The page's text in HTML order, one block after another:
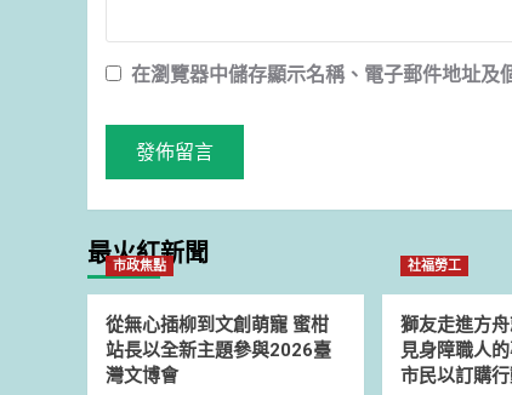
在瀏覽器中儲存顯示名稱、電子郵件地址及
最火紅新聞
市政焦點
從無心插柳到文創萌寵 蜜柑
站長以全新主題參與2026臺
灣文博會
社福勞工
獅友走進方
見身障職人
市民以訂購